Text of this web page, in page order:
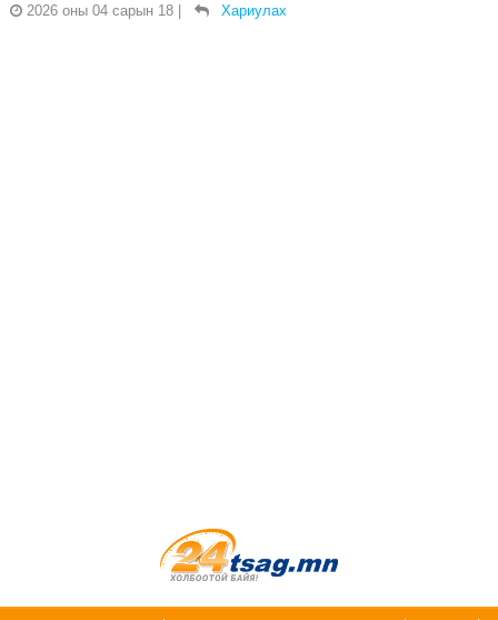
2026 оны 04 сарын 18
Хариулах